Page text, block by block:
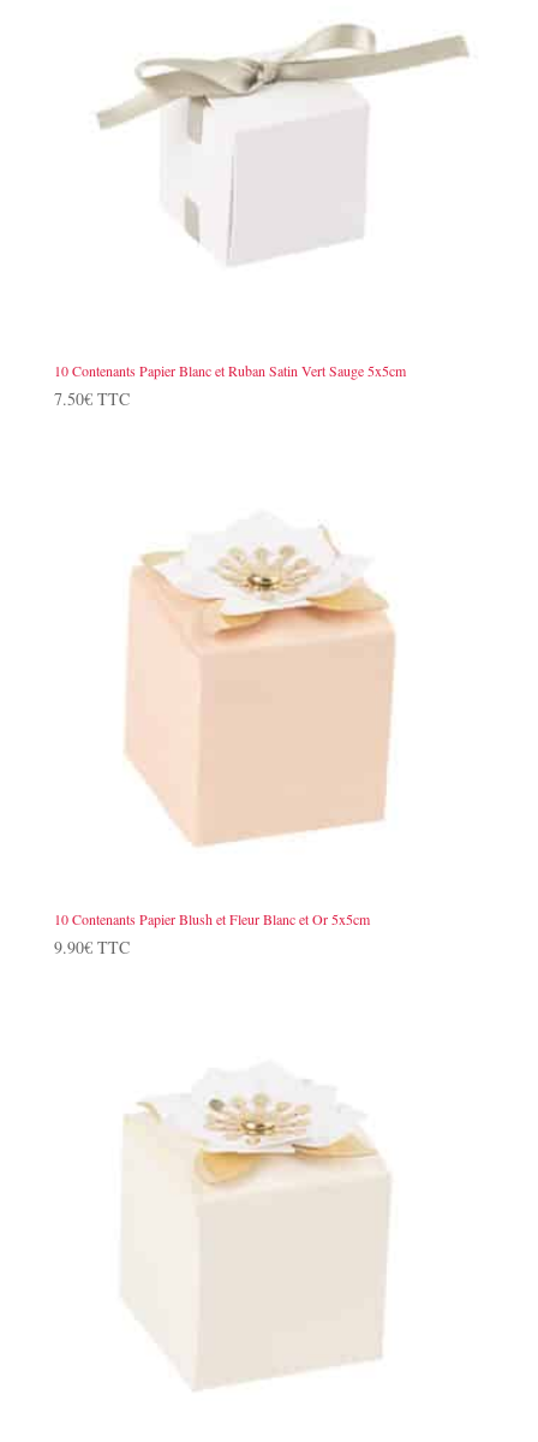
10 Contenants Papier Blanc et Ruban Satin Vert Sauge 5x5cm
7.50€ TTC
10 Contenants Papier Blush et Fleur Blanc et Or 5x5cm
9.90€ TTC